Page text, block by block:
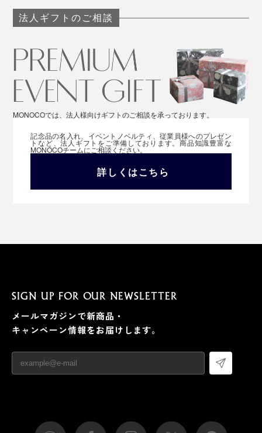
法人ギフトのご相談
MONOCOでは、法人様向けギフトのご相談を承っております。
記念品の名入れ、イベントノベルティ、従業員様へのプレゼン
トなど、法人ギフトをご準備しております。商品知識豊富な
MONOCOチームにご相談ください。
詳しくはこちら
SIGN UP FOR OUR NEWSLETTER
メールマガジンで新商品・
キャンペーン情報をお届けします。